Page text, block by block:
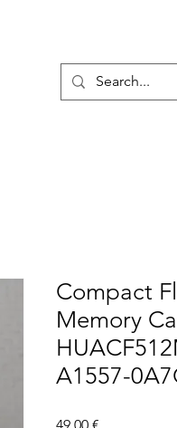
Compact
Memory
A1557-